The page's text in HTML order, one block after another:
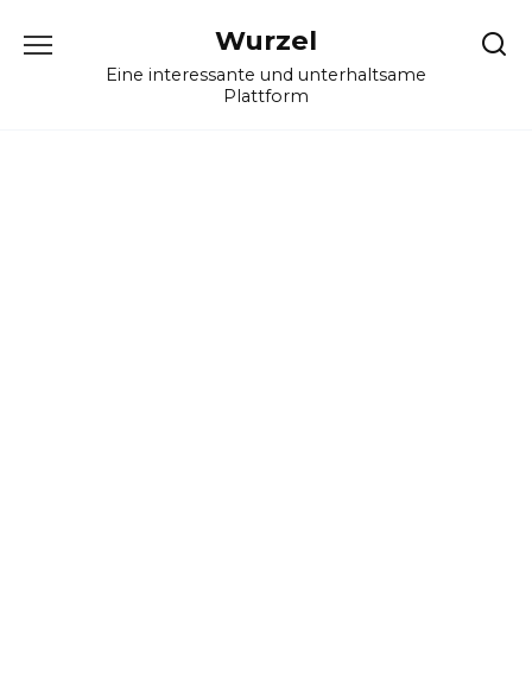
Wurzel
Eine interessante und unterhaltsame
Plattform